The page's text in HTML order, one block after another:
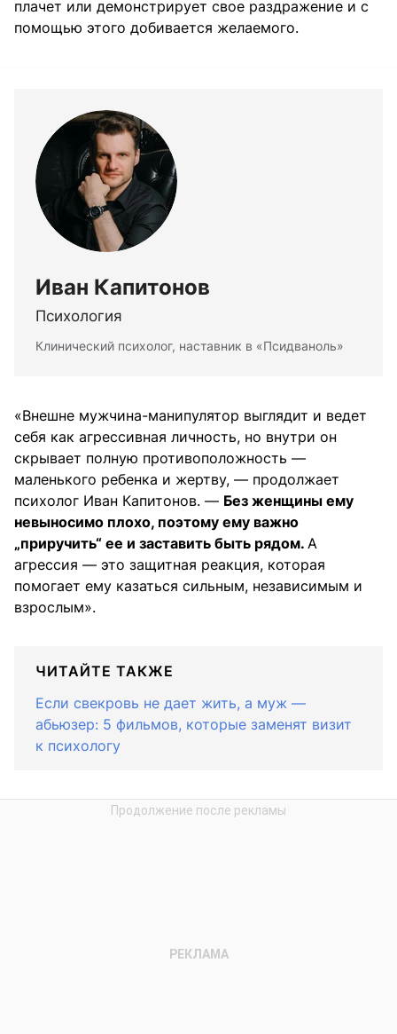
плачет или демонстрирует свое раздражение и с
помощью этого добивается желаемого.
Иван Капитонов
Психология
Клинический психолог, наставник в «Псидваноль»
«Внешне мужчина-манипулятор выглядит и ведет
себя как агрессивная личность, но внутри он
скрывает полную противоположность —
маленького ребенка и жертву, — продолжает
психолог Иван Капитонов. — Без женщины ему
невыносимо плохо, поэтому ему важно
„приручить“ ее и заставить быть рядом. А
агрессия — это защитная реакция, которая
помогает ему казаться сильным, независимым и
взрослым».
ЧИТАЙТЕ ТАКЖЕ
Если свекровь не дает жить, а муж —
абьюзер: 5 фильмов, которые заменят визит
к психологу